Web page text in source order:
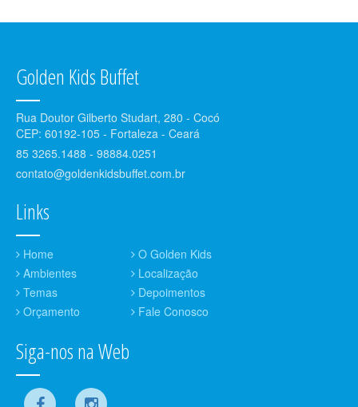
Golden Kids Buffet
Rua Doutor Gilberto Studart, 280 - Cocó
CEP: 60192-105 - Fortaleza - Ceará
85 3265.1488 - 98884.0251
contato@goldenkidsbuffet.com.br
Links
Home
O Golden Kids
Ambientes
Localização
Temas
Depoimentos
Orçamento
Fale Conosco
Siga-nos na Web